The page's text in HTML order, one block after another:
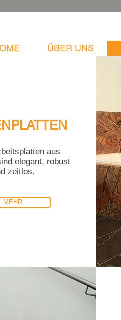
ÜBER UNS
aus
elegant, robust
zeitlos.
MEHR